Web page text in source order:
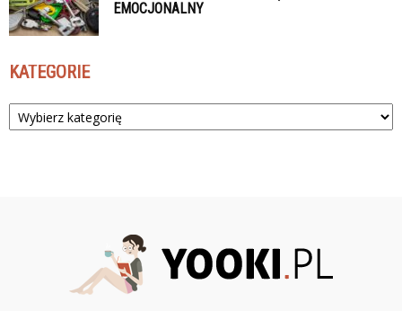
EMOCJONALNY
KATEGORIE
Kategorie